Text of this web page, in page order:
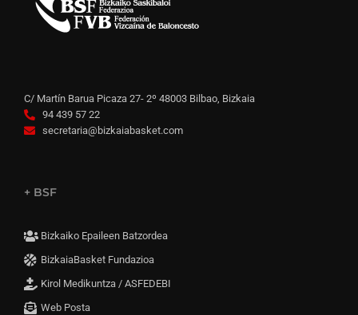
C/ Martín Barua Picaza 27- 2º 48003 Bilbao, Bizkaia
94 439 57 22
secretaria@bizkaiabasket.com
+ BSF
Bizkaiko Epaileen Batzordea
BizkaiaBasket Fundazioa
Kirol Medikuntza / ASFEDEBI
Web Posta